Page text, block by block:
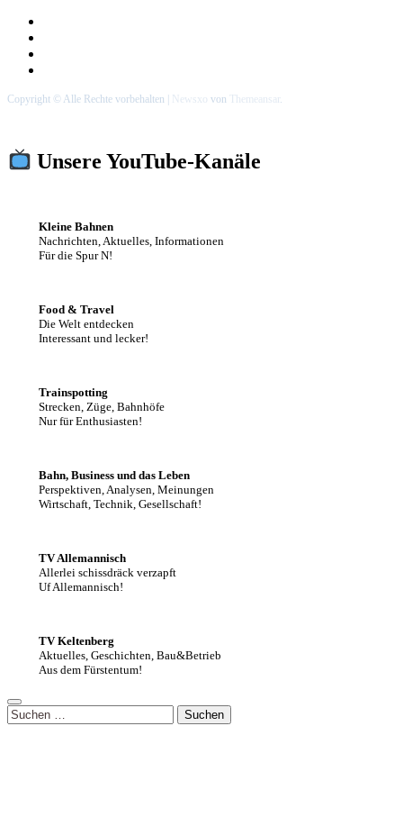
Copyright © Alle Rechte vorbehalten Newsxo von Themeansar.
Unsere YouTube-Kanäle
Kleine Bahnen
Nachrichten, Aktuelles, Informationen
Für die Spur N!
Food & Travel
Die Welt entdecken
Interessant und lecker!
Trainspotting
Strecken, Züge, Bahnhöfe
Nur für Enthusiasten!
Bahn, Business und das Leben
Perspektiven, Analysen, Meinungen
Wirtschaft, Technik, Gesellschaft!
TV Allemannisch
Allerlei schissdräck verzapft
Uf Allemannisch!
TV Keltenberg
Aktuelles, Geschichten, Bau&Betrieb
Aus dem Fürstentum!
Suchen
nach: